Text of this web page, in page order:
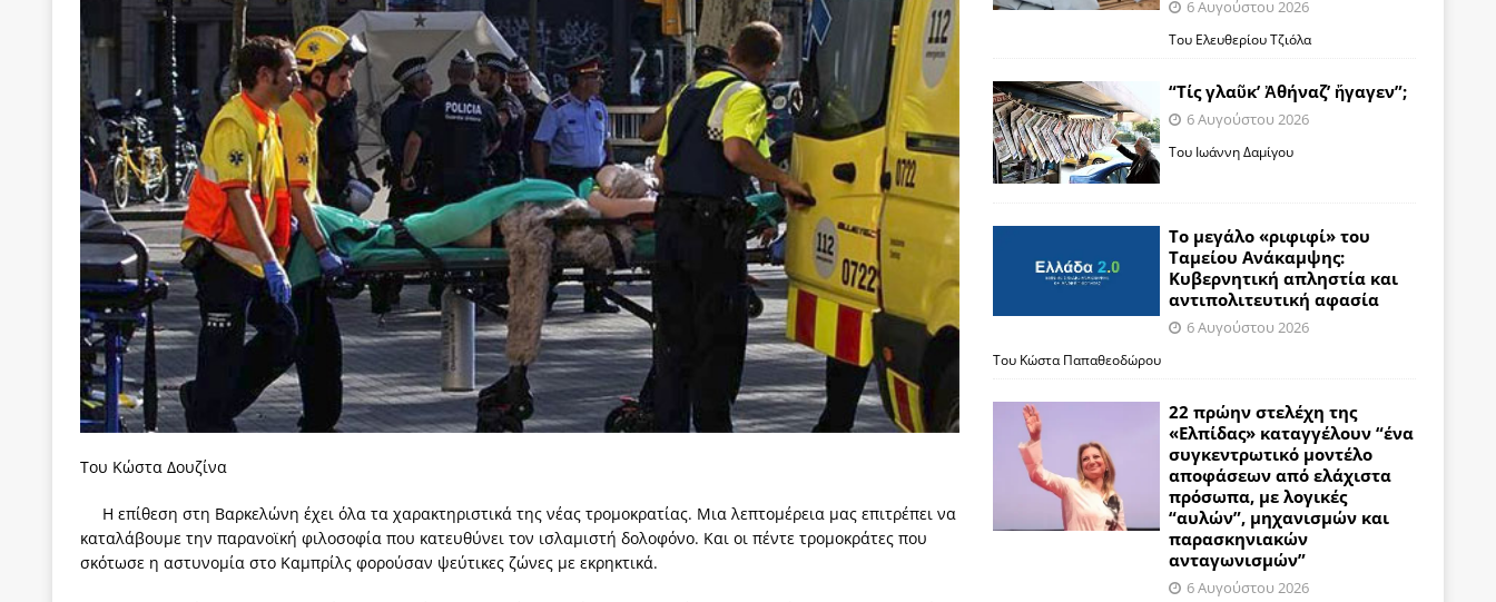
[ 22 Μαΐου 2020 ] Μακάριος Λαζαρίδης: Έργο!
ΠΡΟΣΩΠΟΓΡΑΦΙΕΣ
[ 6 Αυγούστου 2026 ] Κ. Μητσοτάκης, Α. Τσίπρας, Μ. Καρυστιανού, Α. Σαμαράς: παλαιοί παίκτες και νέοι σε νέους ρόλους
-και οι εκλογές της Άνοιξης
ΑΠΟΨΕΙΣ
[ 6 Αυγούστου 2026 ]
“Τίς γλαῦκ’ Ἀθήναζ’ ἤγαγεν”;
ΑΠΟΨΕΙΣ
[ 6 Αυγούστου 2026 ] Το μεγάλο «ριφιφί» του Ταμείου Ανάκαμψης: Κυβερνητική απληστία και αντιπολιτευτική αφασία
ΑΠΟΨΕΙΣ
[ 6 Αυγούστου 2026 ] 22 πρώην στελέχη της «Ελπίδας» καταγγέλουν “ένα συγκεντρωτικό μοντέλο αποφάσεων από
ελάχιστα πρόσωπα, με λογικές “αυλών”, μηχανισμών και παρασκηνιακών ανταγωνισμών”
ΣΚΕΨΕΙΣ
[ 6 Αυγούστου 2026 ]
Δόμνα Μιχαηλίδου: Αξιοπρέπεια
ΠΡΟΒΟΛΕΣ
[ 6 Αυγούστου 2026 ]
Η δημοκρατία της διαχείρισης τελειώνει
ΠΑΡΕΜΒΑΣΕΙΣ
[ 5 Αυγούστου 2026 ]
Κυριάκος Μητσοτάκης: Αναλγησίες
ΠΡΟΒΟΛΕΣ
[ 4 Αυγούστου 2026 ]
ΠΑΡΕΜΒΑΣΕΙΣ
[ 4 Αυγούστου 2026 ] Εφημερίδα «Εστία»: Όταν η δημοσιογραφία βάζει τα χέρια της και βγάζει τα μάτια της
Του Κώστα Δουζίνα
Η επίθεση στη Βαρκελώνη έχει όλα τα χαρακτηριστικά της νέας τρομοκρατίας. Μια λεπτομέρεια μας επιτρέπει να
καταλάβουμε την παρανοϊκή φιλοσοφία που κατευθύνει τον ισλαμιστή δολοφόνο. Και οι πέντε τρομοκράτες που
σκότωσε η αστυνομία στο Καμπρίλς φορούσαν ψεύτικες ζώνες με εκρηκτικά.
6 Αυγούστου 2026
Του Ελευθερίου Τζιόλα
“Τίς γλαῦκ’ Ἀθήναζ’ ἤγαγεν”;
6 Αυγούστου 2026
Του Ιωάννη Δαμίγου
Το μεγάλο «ριφιφί» του
Ταμείου Ανάκαμψης:
Κυβερνητική απληστία και
αντιπολιτευτική αφασία
6 Αυγούστου 2026
Του Κώστα Παπαθεοδώρου
22 πρώην στελέχη της
«Ελπίδας» καταγγέλουν “ένα
συγκεντρωτικό μοντέλο
αποφάσεων από ελάχιστα
πρόσωπα, με λογικές
“αυλών”, μηχανισμών και
παρασκηνιακών
ανταγωνισμών”
6 Αυγούστου 2026